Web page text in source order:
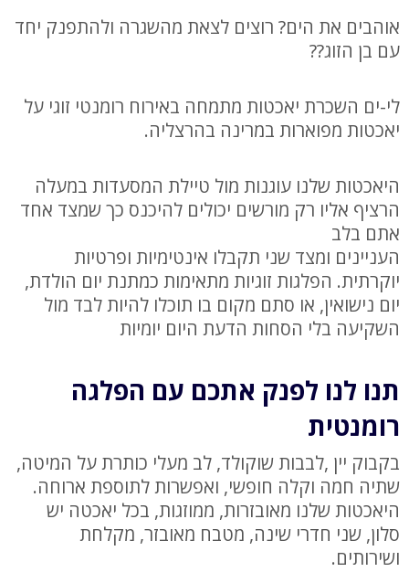
אוהבים את הים? רוצים לצאת מהשגרה ולהתפנק יחד
עם בן הזוג??
לי-ים השכרת יאכטות מתמחה באירוח רומנטי זוגי על
יאכטות מפוארות במרינה בהרצליה.
היאכטות שלנו עוגנות מול טיילת המסעדות במעלה
הרציף אליו רק מורשים יכולים להיכנס כך שמצד אחד
אתם בלב
העניינים ומצד שני תקבלו אינטימיות ופרטיות
יוקרתית. הפלגות זוגיות מתאימות כמתנת יום הולדת,
יום נישואין, או סתם מקום בו תוכלו להיות לבד מול
השקיעה בלי הסחות הדעת היום יומיות
תנו לנו לפנק אתכם עם הפלגה
רומנטית
בקבוק יין ,לבבות שוקולד, לב מעלי כותרת על המיטה,
שתיה חמה וקלה חופשי, ואפשרות לתוספת ארוחה.
היאכטות שלנו מאובזרות, ממוזגות, בכל יאכטה יש
סלון, שני חדרי שינה, מטבח מאובזר, מקלחת
ושירותים.